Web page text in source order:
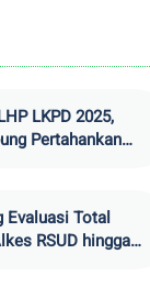
LKPD 2025,
Pertahankan
Evaluasi Total
RSUD hingga